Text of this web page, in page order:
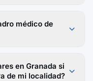
médico de
en Granada si
de mi localidad?